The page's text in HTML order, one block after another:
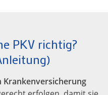
PKV richtig?
Krankenversicherung